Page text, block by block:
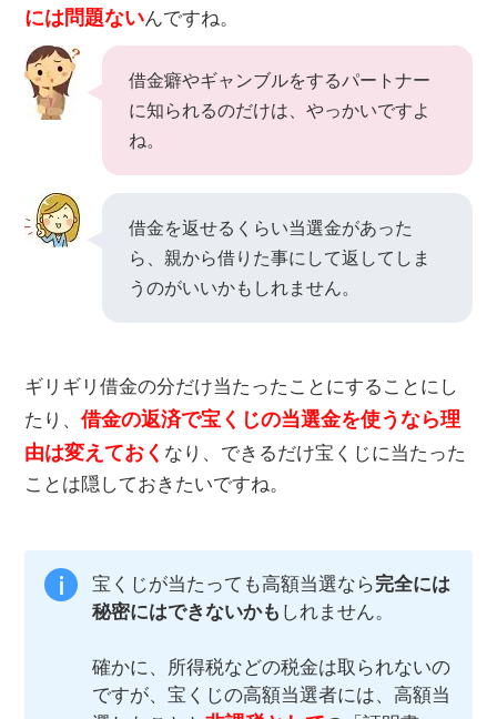
には問題ないんですね。
借金癖やギャンブルをするパートナー
に知られるのだけは、やっかいですよ
ね。
借金を返せるくらい当選金があった
ら、親から借りた事にして返してしま
うのがいいかもしれません。
ギリギリ借金の分だけ当たったことにすることにし
たり、借金の返済で宝くじの当選金を使うなら理
由は変えておく なり、できるだけ宝くじに当たった
ことは隠しておきたいですね。
宝くじが当たっても高額当選なら完全には
秘密にはできないかも しれません。
確かに、所得税などの税金は取られないの
ですが、宝くじの高額当選者には、高額当